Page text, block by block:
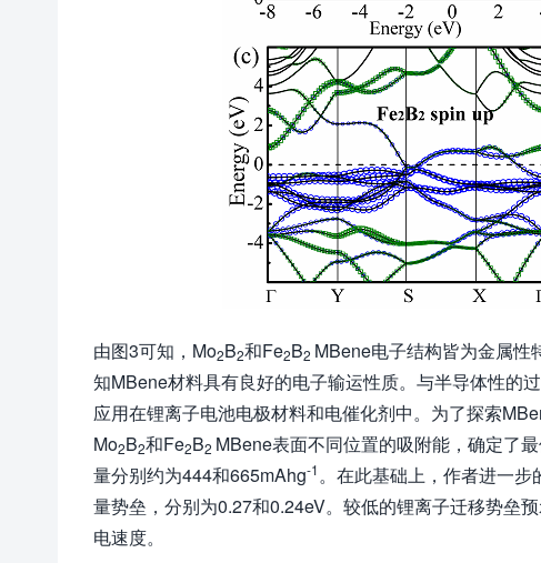
由图3可知，Mo2B2和Fe2B2 MBene电子结构皆为金属性
知MBene材料具有良好的电子输运性质。与半导体性的
应用在锂离子电池电极材料和电催化剂中。为了探索
Mo2B2和Fe2B2 MBene表面不同位置的吸附能，确定了
量分别约为444和665mAhg-1。在此基础上，作者进一
量势垒，分别为0.27和0.24eV。较低的锂离子迁移势垒
电速度。